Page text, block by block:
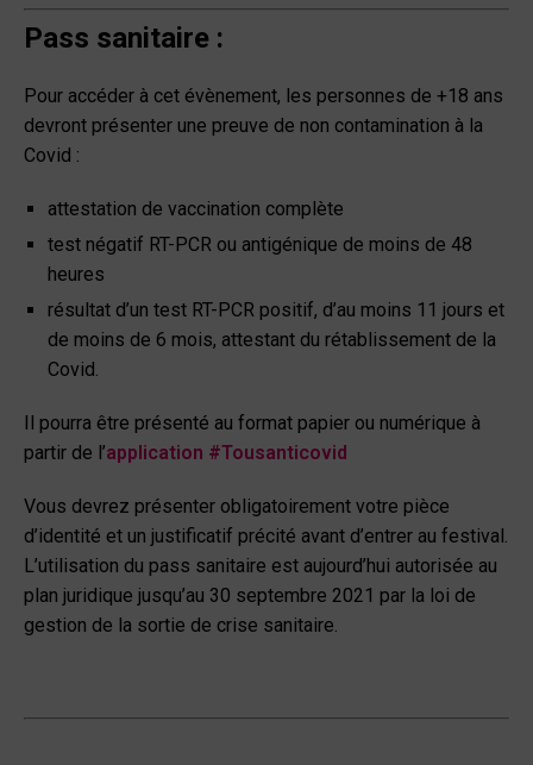
Pass sanitaire :
Pour accéder à cet évènement, les personnes de +18 ans
devront présenter une preuve de non contamination à la
Covid :
attestation de vaccination complète
test négatif RT-PCR ou antigénique de moins de 48
heures
résultat d’un test RT-PCR positif, d’au moins 11 jours et
de moins de 6 mois, attestant du rétablissement de la
Covid.
Il pourra être présenté au format papier ou numérique à
partir de l’application #Tousanticovid
Vous devrez présenter obligatoirement votre pièce
d’identité et un justificatif précité avant d’entrer au festival.
L’utilisation du pass sanitaire est aujourd’hui autorisée au
plan juridique jusqu’au 30 septembre 2021 par la loi de
gestion de la sortie de crise sanitaire.